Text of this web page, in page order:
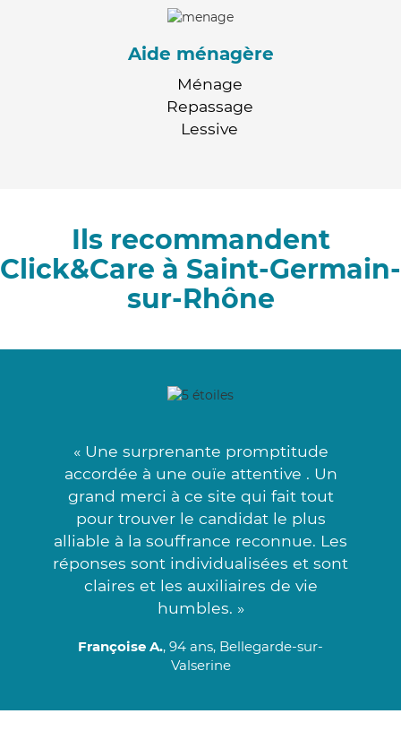
Aide ménagère
Ménage
Repassage
Lessive
Ils recommandent
Click&Care à Saint-Germain-
sur-Rhône
« Une surprenante promptitude
accordée à une ouïe attentive . Un
grand merci à ce site qui fait tout
pour trouver le candidat le plus
alliable à la souffrance reconnue. Les
réponses sont individualisées et sont
claires et les auxiliaires de vie
humbles. »
Françoise A., 94 ans, Bellegarde-sur-
Valserine